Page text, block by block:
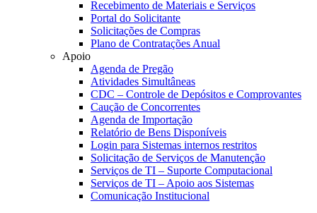
Recebimento de Materiais e Serviços
Portal do Solicitante
Solicitações de Compras
Plano de Contratações Anual
Apoio
Agenda de Pregão
Atividades Simultâneas
CDC – Controle de Depósitos e Comprovantes
Caução de Concorrentes
Agenda de Importação
Relatório de Bens Disponíveis
Login para Sistemas internos restritos
Solicitação de Serviços de Manutenção
Serviços de TI – Suporte Computacional
Serviços de TI – Apoio aos Sistemas
Comunicação Institucional